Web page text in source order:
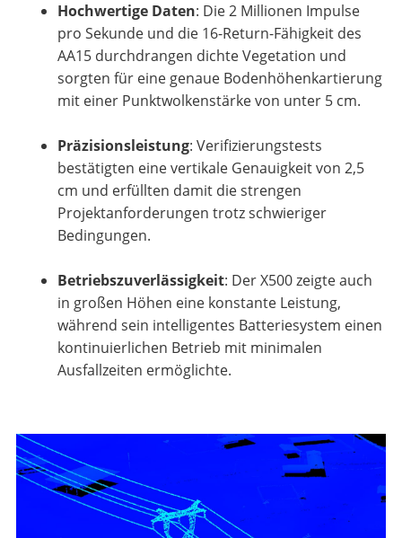
Hochwertige Daten: Die 2 Millionen Impulse
pro Sekunde und die 16-Return-Fähigkeit des
AA15 durchdrangen dichte Vegetation und
sorgten für eine genaue Bodenhöhenkartierung
mit einer Punktwolkenstärke von unter 5 cm.
Präzisionsleistung: Verifizierungstests
bestätigten eine vertikale Genauigkeit von 2,5
cm und erfüllten damit die strengen
Projektanforderungen trotz schwieriger
Bedingungen.
Betriebszuverlässigkeit: Der X500 zeigte auch
in großen Höhen eine konstante Leistung,
während sein intelligentes Batteriesystem einen
kontinuierlichen Betrieb mit minimalen
Ausfallzeiten ermöglichte.